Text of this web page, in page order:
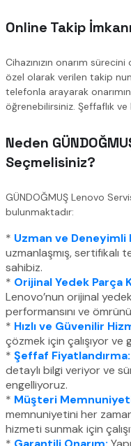
Online Takip İmkanı
Cihazınızın onarım
özel olarak verilen takip
telefonla arayarak
öğrenebilirsiniz. Şeffaflık
Neden
Seçmelisiniz?
GÜNDOĞMUŞ Lenovo
bulunmaktadır:
* Uzman ve Deneyimli
uzmanlaşmış, sertifikalı
sahibiz.
* Orijinal Yedek Parça
Lenovo’nun orijinal
performansını ve
* Hızlı ve Güvenilir
çözmek için çalışıyor
* Şeffaf Fiyatlandırma:
detaylı bilgi veriyor ve
engelliyoruz.
* Müşteri Memnuniyeti
memnuniyetini her
hizmeti sunmak için